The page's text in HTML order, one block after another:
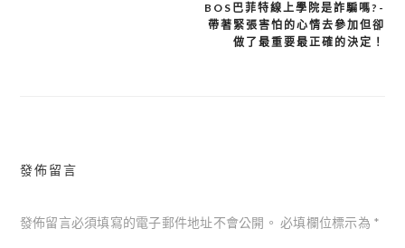
BOS巴菲特線上學院是詐騙嗎?-
帶著緊張害怕的心情去參加但卻
做了最重要最正確的決定！
發佈留言
發佈留言必須填寫的電子郵件地址不會公開。 必填欄位標示為 *